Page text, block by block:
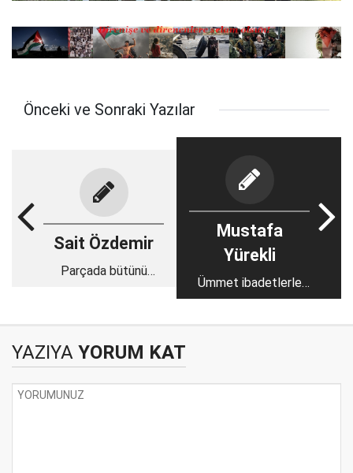
Önceki ve Sonraki Yazılar
Sait Özdemir
Parçada bütünü
Mustafa
Yürekli
Ümmet ibadetlerle
diriliyor
YAZIYA YORUM KAT